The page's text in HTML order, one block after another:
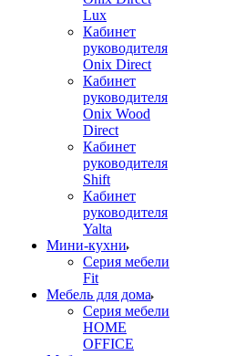
Lux
Кабинет
руководителя
Onix Direct
Кабинет
руководителя
Onix Wood
Direct
Кабинет
руководителя
Shift
Кабинет
руководителя
Yalta
Мини-кухни
Серия мебели
Fit
Мебель для дома
Серия мебели
HOME
OFFICE